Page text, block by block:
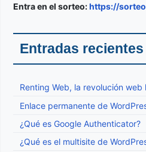
Entra en el sorteo:https://
Entradas recientes
Renting Web, la revolución web
Enlace permanente de
¿Qué es Google Authenticator?
¿Qué es el multisite de